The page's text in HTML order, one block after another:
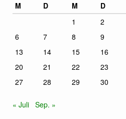
M
D M D
1
2
6
7 8 9
13
14 15 16
20
21 22 23
27
28 29 30
« Juli Sep. »